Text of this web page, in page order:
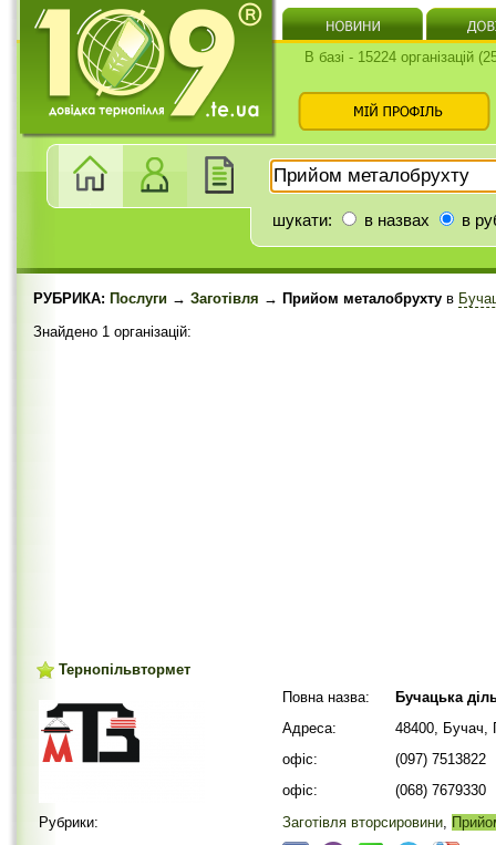
В базі - 15224 організацій
шукати: в назвах в
РУБРИКА: Послуги → Заготівля → Прийом металобрухту в
Знайдено 1 організацій:
Тернопільвтормет
Повна назва:
Бучацька
Адреса:
48400, Бучач,
офіс:
(097) 7513822
офіс:
(068) 7679330
Рубрики:
Заготівля вторсировини,